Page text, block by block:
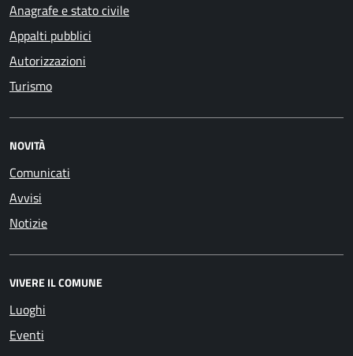
Anagrafe e stato civile
Appalti pubblici
Autorizzazioni
Turismo
NOVITÀ
Comunicati
Avvisi
Notizie
VIVERE IL COMUNE
Luoghi
Eventi